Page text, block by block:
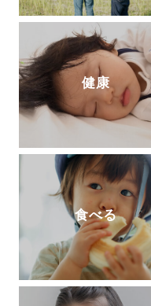
健康
食べる